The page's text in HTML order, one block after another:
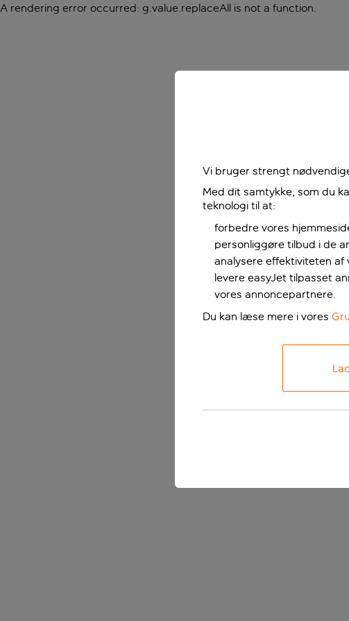
A rendering error occurred: g.value.replaceAll is not a function.
Vi bruger strengt
Med dit samtykke, som du
teknologi til at:
forbedre vores
personliggøre tilbud i de
analysere effektiviteten af
levere easyJet tilpasset
vores annoncepartnere.
Du kan læse mere i vores